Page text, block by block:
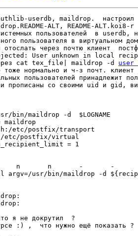
userdb, maildrop.  настроил
ALT, README-ALT.koi8-
пользователей  в userdb,
пользователя в виртуальном
отоcлать через почтю клиент
User unknown in local
cat tex_file| maildrop -d user
тоже нормально и ч-з почт.
пользователей принадлежит
прописаны со своими uid и gid,
bin/maildrop -d  $LOGNAME
etc/postfix/transport
etc/postfix/virtual
= 1
n       n       -       -
argv=/usr/bin/maildrop -d
я не докрутил  ?
:) ,  что нужно ещё показать ?